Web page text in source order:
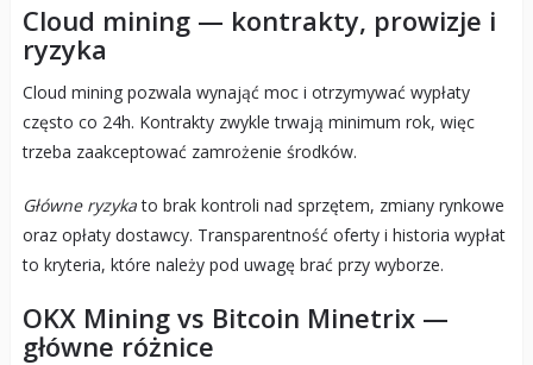
Cloud mining — kontrakty, prowizje i
ryzyka
Cloud mining pozwala wynająć moc i otrzymywać wypłaty
często co 24h. Kontrakty zwykle trwają minimum rok, więc
trzeba zaakceptować zamrożenie środków.
Główne ryzykato brak kontroli nad sprzętem, zmiany rynkowe
oraz opłaty dostawcy. Transparentność oferty i historia wypłat
to kryteria, które należy pod uwagę brać przy wyborze.
OKX Mining vs Bitcoin Minetrix —
główne różnice